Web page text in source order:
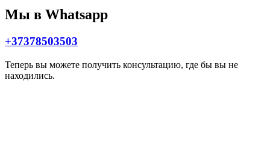
Мы в Whatsapp
+37378503503
Теперь вы можете получить консультацию, где бы вы не
находились.